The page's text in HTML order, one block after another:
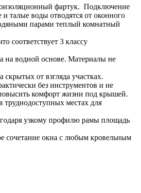
фартук. Подключение
талые воды отводятся от оконного
парами теплый комнатный
соответствует 3 классу
на водной основе. Материалы не
от взгляда участках.
без инструментов и не
комфорт жизни под крышей.
местах для
узкому профилю рамы площадь
сочетание окна с любым кровельным